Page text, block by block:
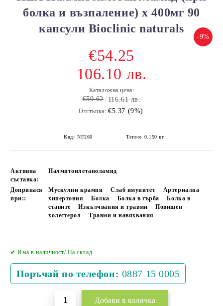
болка и възпаление) х 400мг 90
капсули Bioclinic naturals
-9%
€54.25
106.10 лв.
Каталожна цена:
€59.62 116.61 лв.
Отстъпка: €5.37 (9%)
Код: NF260 Тегло: 0.150 кг
Активна
съставка:
Палмитоилетаноламид
Допринася
при::
Мускулни крампи Слаб имунитет
Артериална
хипертония
Болка Болка в гърба
Болка в
ставите
Изкълчвания и травми
Повишен
холестерол
Травми и навяхвания
✔ Има в наличност/ На склад
Поръчай по телефон: 0887 15 0005